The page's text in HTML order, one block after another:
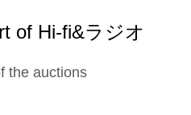
of Hi-fi&ラジオ
the auctions